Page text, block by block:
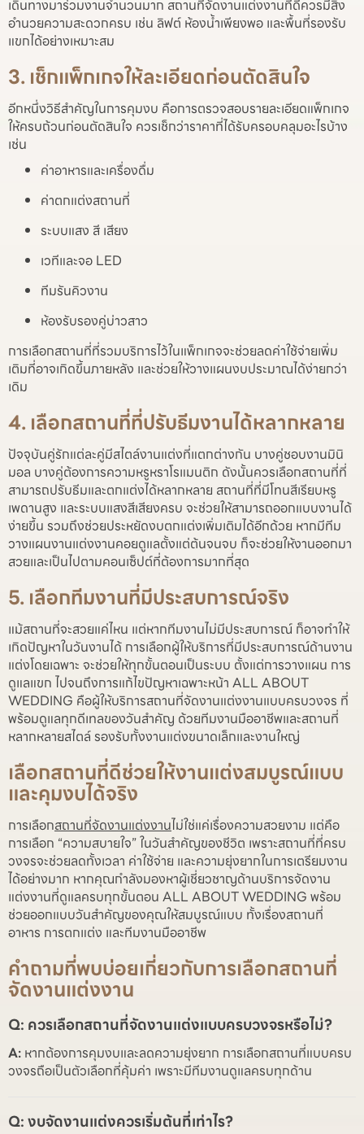
เดินทางมาร่วมงานจำนวนมาก สถานที่จัดงานแต่งงานที่ดีควรมีสิ่ง
อำนวยความสะดวกครบ เช่น ลิฟต์ ห้องน้ำเพียงพอ และพื้นที่รองรับ
แขกได้อย่างเหมาะสม
3. เช็กแพ็กเกจให้ละเอียดก่อนตัดสินใจ
อีกหนึ่งวิธีสำคัญในการคุมงบ คือการตรวจสอบรายละเอียดแพ็กเกจ
ให้ครบถ้วนก่อนตัดสินใจ ควรเช็กว่าราคาที่ได้รับครอบคลุมอะไรบ้าง
เช่น
ค่าอาหารและเครื่องดื่ม
ค่าตกแต่งสถานที่
ระบบแสง สี เสียง
เวทีและจอ LED
ทีมรันคิวงาน
ห้องรับรองคู่บ่าวสาว
การเลือกสถานที่ที่รวมบริการไว้ในแพ็กเกจจะช่วยลดค่าใช้จ่ายเพิ่ม
เติมที่อาจเกิดขึ้นภายหลัง และช่วยให้วางแผนงบประมาณได้ง่ายกว่า
เดิม
4. เลือกสถานที่ที่ปรับธีมงานได้หลากหลาย
ปัจจุบันคู่รักแต่ละคู่มีสไตล์งานแต่งที่แตกต่างกัน บางคู่ชอบงานมินิ
มอล บางคู่ต้องการความหรูหราโรแมนติก ดังนั้นควรเลือกสถานที่ที่
สามารถปรับธีมและตกแต่งได้หลากหลาย สถานที่ที่มีโทนสีเรียบหรู
เพดานสูง และระบบแสงสีเสียงครบ จะช่วยให้สามารถออกแบบงานได้
ง่ายขึ้น รวมถึงช่วยประหยัดงบตกแต่งเพิ่มเติมได้อีกด้วย หากมีทีม
วางแผนงานแต่งงานคอยดูแลตั้งแต่ต้นจนจบ ก็จะช่วยให้งานออกมา
สวยและเป็นไปตามคอนเซ็ปต์ที่ต้องการมากที่สุด
5. เลือกทีมงานที่มีประสบการณ์จริง
แม้สถานที่จะสวยแค่ไหน แต่หากทีมงานไม่มีประสบการณ์ ก็อาจทำให้
เกิดปัญหาในวันงานได้ การเลือกผู้ให้บริการที่มีประสบการณ์ด้านงาน
แต่งโดยเฉพาะ จะช่วยให้ทุกขั้นตอนเป็นระบบ ตั้งแต่การวางแผน การ
ดูแลแขก ไปจนถึงการแก้ไขปัญหาเฉพาะหน้า ALL ABOUT
WEDDING คือผู้ให้บริการสถานที่จัดงานแต่งงานแบบครบวงจร ที่
พร้อมดูแลทุกดีเทลของวันสำคัญ ด้วยทีมงานมืออาชีพและสถานที่
หลากหลายสไตล์ รองรับทั้งงานแต่งขนาดเล็กและงานใหญ่
เลือกสถานที่ดีช่วยให้งานแต่งสมบูรณ์แบบ
และคุมงบได้จริง
การเลือกสถานที่จัดงานแต่งงานไม่ใช่แค่เรื่องความสวยงาม แต่คือ
การเลือก “ความสบายใจ” ในวันสำคัญของชีวิต เพราะสถานที่ที่ครบ
วงจรจะช่วยลดทั้งเวลา ค่าใช้จ่าย และความยุ่งยากในการเตรียมงาน
ได้อย่างมาก หากคุณกำลังมองหาผู้เชี่ยวชาญด้านบริการจัดงาน
แต่งงานที่ดูแลครบทุกขั้นตอน ALL ABOUT WEDDING พร้อม
ช่วยออกแบบวันสำคัญของคุณให้สมบูรณ์แบบ ทั้งเรื่องสถานที่
อาหาร การตกแต่ง และทีมงานมืออาชีพ
คำถามที่พบบ่อยเกี่ยวกับการเลือกสถานที่
จัดงานแต่งงาน
Q: ควรเลือกสถานที่จัดงานแต่งแบบครบวงจรหรือไม่?
A: หากต้องการคุมงบและลดความยุ่งยาก การเลือกสถานที่แบบครบ
วงจรถือเป็นตัวเลือกที่คุ้มค่า เพราะมีทีมงานดูแลครบทุกด้าน
Q: งบจัดงานแต่งควรเริ่มต้นที่เท่าไร?